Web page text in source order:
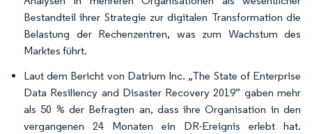
Bestandteil ihrer Strategie zur digitalen Transformation die
Belastung der Rechenzentren, was zum Wachstum des
Marktes führt.
Laut dem Bericht von Datrium Inc. „The State of Enterprise
Data Resiliency and Disaster Recovery 2019” gaben mehr
als 50 % der Befragten an, dass ihre Organisation in den
vergangenen 24 Monaten ein DR-Ereignis erlebt hat.